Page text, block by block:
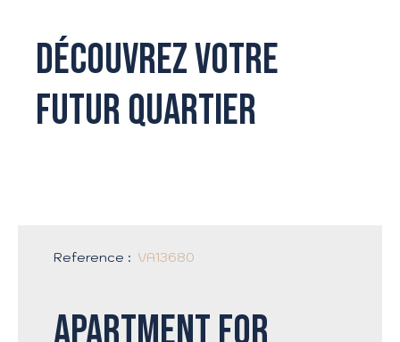
Découvrez votre
futur quartier
Reference : VA13680